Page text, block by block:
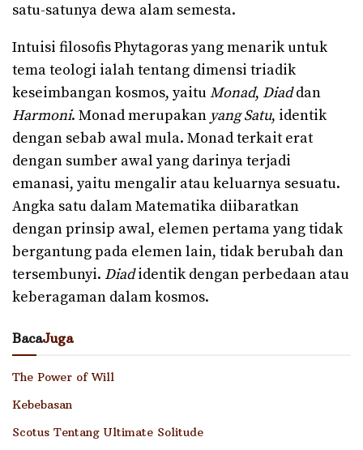
satu-satunya dewa alam semesta.
Intuisi filosofis Phytagoras yang menarik untuk
tema teologi ialah tentang dimensi triadik
keseimbangan kosmos, yaituMonad, Diaddan
Harmoni. Monad merupakan yang Satu, identik
dengan sebab awal mula. Monad terkait erat
dengan sumber awal yang darinya terjadi
emanasi, yaitu mengalir atau keluarnya sesuatu.
Angka satu dalam Matematika diibaratkan
dengan prinsip awal, elemen pertama yang tidak
bergantung pada elemen lain, tidak berubah dan
tersembunyi. Diadidentik dengan perbedaan atau
keberagaman dalam kosmos.
BacaJuga
The Power of Will
Kebebasan
Scotus Tentang Ultimate Solitude